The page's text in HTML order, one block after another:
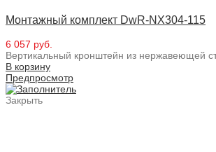
Монтажный комплект DwR-NX304-115
6 057 руб.
Вертикальный кронштейн из нержавеющей
В корзину
Предпросмотр
Закрыть